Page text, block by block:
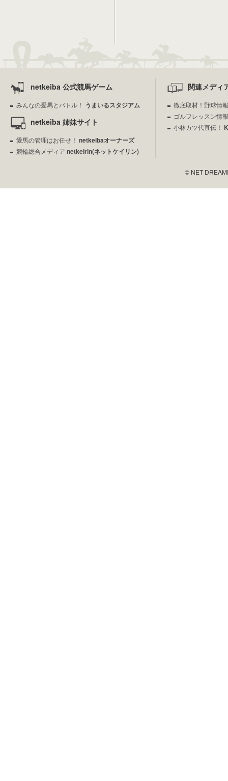
netkeiba 公式競馬ゲーム
みんなの愛馬とバトル！ うまいるスタジアム
netkeiba 姉妹サイト
愛馬の管理はお任せ！ netkeibaオーナーズ
競輪総合メディア netkeirin(ネットケイリン)
関連メディ
徹底取材！野球情
ゴルフレッスン情
小林カツ代直伝！
© NET